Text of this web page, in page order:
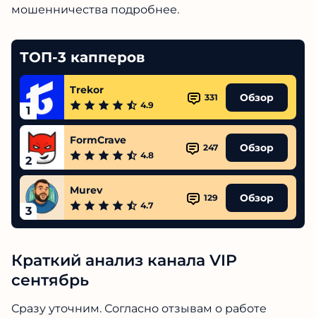
мошенничества подробнее.
ТОП-3 капперов
1
Trekor
4.9
331 Обзор
2
FormCrave
4.8
247 Обзор
3
Murev
4.7
129 Обзор
Краткий анализ канала VIP
сентябрь
Сразу уточним. Согласно отзывам о работе